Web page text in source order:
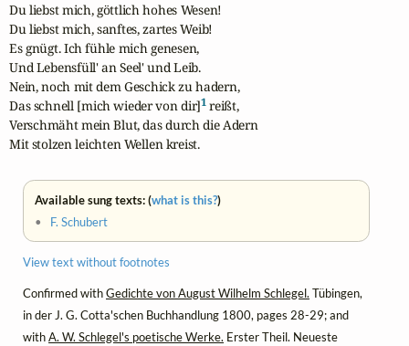
Du liebst mich, göttlich hohes Wesen!
Du liebst mich, sanftes, zartes Weib!
Es gnügt. Ich fühle mich genesen,
Und Lebensfüll' an Seel' und Leib.
Nein, noch mit dem Geschick zu hadern,
Das schnell [mich wieder von dir]1 reißt,
Verschmäht mein Blut, das durch die Adern
Mit stolzen leichten Wellen kreist.
Available sung texts: (what is this?)
• F. Schubert
View text without footnotes
Confirmed withGedichte von August Wilhelm Schlegel. Tübingen,
in der J. G. Cotta'schen Buchhandlung 1800, pages 28-29; and
withA. W. Schlegel's poetische Werke. Erster Theil. Neueste